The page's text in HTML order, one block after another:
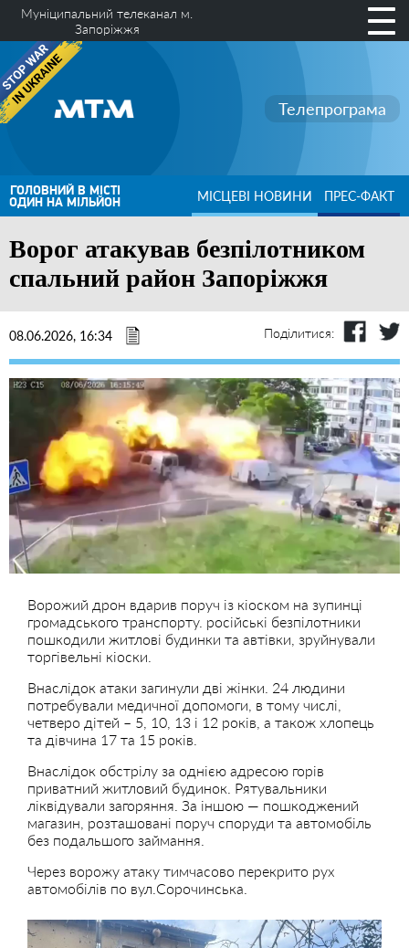
Муніципальний телеканал м.
Запоріжжя
Телепрограма
ГОЛОВНИЙ В МІСТІ
ОДИН НА МІЛЬЙОН МІСЦЕВІ НОВИНИ ПРЕС-ФАКТ
Ворог атакував безпілотником
спальний район Запоріжжя
08.06.2026, 16:34 Поділитися:
Ворожий дрон вдарив поруч із кіоском на зупинці
громадського транспорту. російські безпілотники
пошкодили житлові будинки та автівки, зруйнували
торгівельні кіоски.
Внаслідок атаки загинули дві жінки. 24 людини
потребували медичної допомоги, в тому числі,
четверо дітей – 5, 10, 13 і 12 років, а також хлопець
та дівчина 17 та 15 років.
Внаслідок обстрілу за однією адресою горів
приватний житловий будинок. Рятувальники
ліквідували загоряння. За іншою — пошкоджений
магазин, розташовані поруч споруди та автомобіль
без подальшого займання.
Через ворожу атаку тимчасово перекрито рух
автомобілів по вул.Сорочинська.